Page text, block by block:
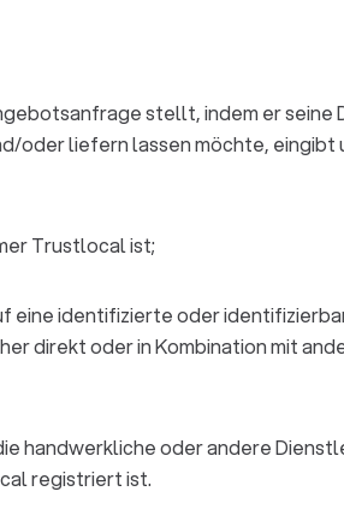
stellt, indem er seine
oder liefern lassen möchte, eingibt
Trustlocal ist;
eine identifizierte oder
direkt oder in Kombination mit
handwerkliche oder andere
registriert ist.